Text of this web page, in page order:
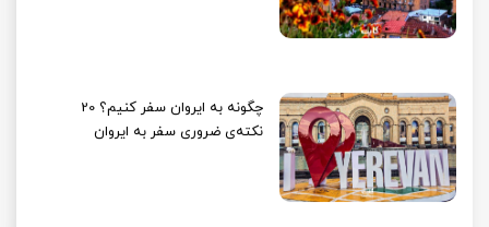
چگونه به ایروان سفر کنیم؟ 20
نکته‌ی ضروری سفر به ایروان